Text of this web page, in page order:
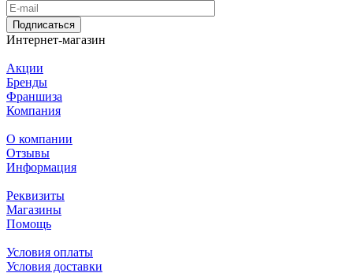
Подписаться
Интернет-магазин
Акции
Бренды
Франшиза
Компания
О компании
Отзывы
Информация
Реквизиты
Магазины
Помощь
Условия оплаты
Условия доставки